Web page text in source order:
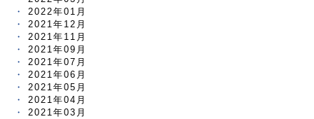
2022年01月
2021年12月
2021年11月
2021年09月
2021年07月
2021年06月
2021年05月
2021年04月
2021年03月